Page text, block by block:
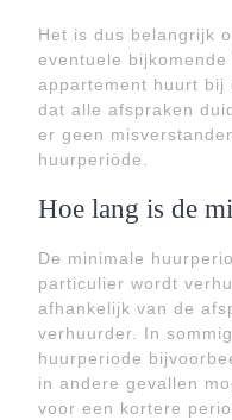
Het is dus belangrijk
eventuele
appartement huurt
dat alle afspraken
er geen
huurperiode.
Hoe lang is de
De minimale
particulier wordt
afhankelijk van de
verhuurder. In
huurperiode
in andere gevallen
voor een kortere